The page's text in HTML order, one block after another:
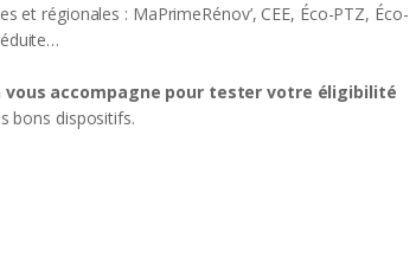
et régionales : MaPrimeRénov’, CEE, Éco-PTZ, Éco-
vous accompagne pour tester votre éligibilité
bons dispositifs.